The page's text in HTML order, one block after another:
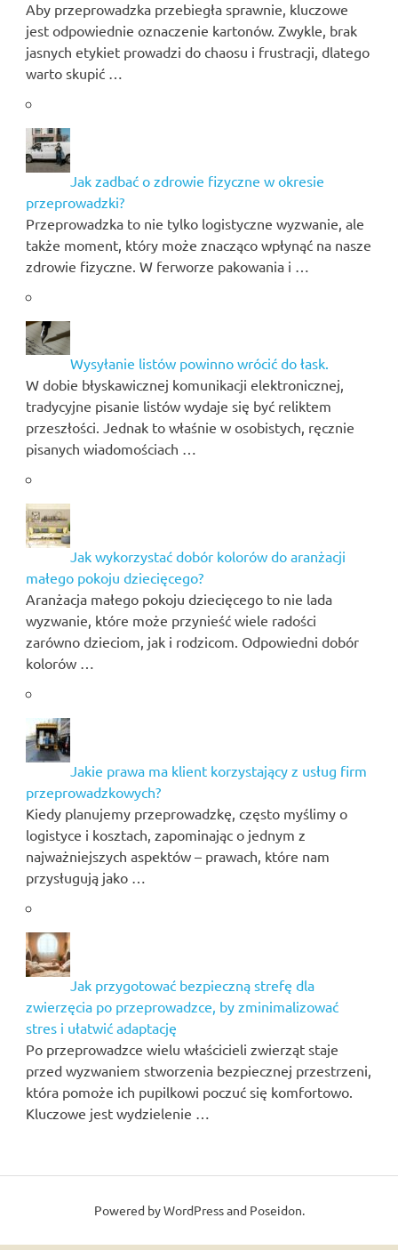
Aby przeprowadzka przebiegła sprawnie, kluczowe
jest odpowiednie oznaczenie kartonów. Zwykle, brak
jasnych etykiet prowadzi do chaosu i frustracji, dlatego
warto skupić …
Jak zadbać o zdrowie fizyczne w okresie
przeprowadzki?
Przeprowadzka to nie tylko logistyczne wyzwanie, ale
także moment, który może znacząco wpłynąć na nasze
zdrowie fizyczne. W ferworze pakowania i …
Wysyłanie listów powinno wrócić do łask.
W dobie błyskawicznej komunikacji elektronicznej,
tradycyjne pisanie listów wydaje się być reliktem
przeszłości. Jednak to właśnie w osobistych, ręcznie
pisanych wiadomościach …
Jak wykorzystać dobór kolorów do aranżacji
małego pokoju dziecięcego?
Aranżacja małego pokoju dziecięcego to nie lada
wyzwanie, które może przynieść wiele radości
zarówno dzieciom, jak i rodzicom. Odpowiedni dobór
kolorów …
Jakie prawa ma klient korzystający z usług firm
przeprowadzkowych?
Kiedy planujemy przeprowadzkę, często myślimy o
logistyce i kosztach, zapominając o jednym z
najważniejszych aspektów – prawach, które nam
przysługują jako …
Jak przygotować bezpieczną strefę dla
zwierzęcia po przeprowadzce, by zminimalizować
stres i ułatwić adaptację
Po przeprowadzce wielu właścicieli zwierząt staje
przed wyzwaniem stworzenia bezpiecznej przestrzeni,
która pomoże ich pupilkowi poczuć się komfortowo.
Kluczowe jest wydzielenie …
Powered byWordPressand Poseidon.